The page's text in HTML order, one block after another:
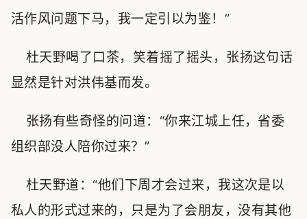
活作风问题下马，我一定引以为鉴！”
杜天野喝了口茶，笑着摇了摇头，张扬这句话
显然是针对洪伟基而发。
张扬有些奇怪的问道：“你来江城上任，省委
组织部没人陪你过来？”
杜天野道：“他们下周才会过来，我这次是以
私人的形式过来的，只是为了会朋友，没有其他